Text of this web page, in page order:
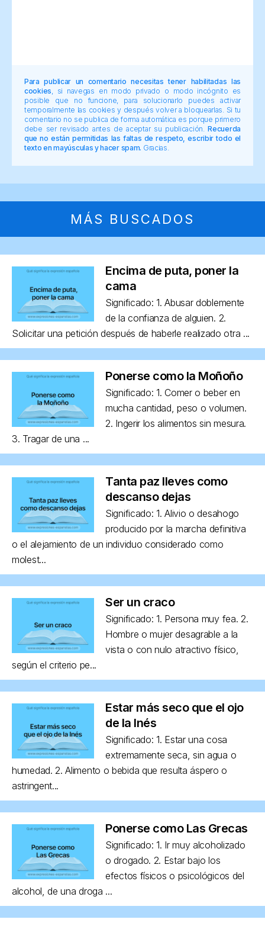
Para publicar un comentario necesitas tener habilitadas las
cookies , si navegas en modo privado o modo incógnito es
posible que no funcione, para solucionarlo puedes activar
temporalmente las cookies y después volver a bloquearlas. Si tu
comentario no se publica de forma automática es porque primero
debe ser revisado antes de aceptar su publicación.Recuerda
que no están permitidas las faltas de respeto, escribir todo el
texto en mayúsculas y hacer spam. Gracias.
MÁS BUSCADOS
Encima de puta, poner la
cama
Significado: 1. Abusar doblemente
de la confianza de alguien. 2.
Solicitar una petición después de haberle realizado otra ...
Ponerse como la Moñoño
Significado: 1. Comer o beber en
mucha cantidad, peso o volumen.
2. Ingerir los alimentos sin mesura.
3. Tragar de una ...
Tanta paz lleves como
descanso dejas
Significado: 1. Alivio o desahogo
producido por la marcha definitiva
o el alejamiento de un individuo considerado como
molest...
Ser un craco
Significado: 1. Persona muy fea. 2.
Hombre o mujer desagrable a la
vista o con nulo atractivo físico,
según el criterio pe...
Estar más seco que el ojo
de la Inés
Significado: 1. Estar una cosa
extremamente seca, sin agua o
humedad. 2. Alimento o bebida que resulta áspero o
astringent...
Ponerse como Las Grecas
Significado: 1. Ir muy alcoholizado
o drogado. 2. Estar bajo los
efectos físicos o psicológicos del
alcohol, de una droga ...